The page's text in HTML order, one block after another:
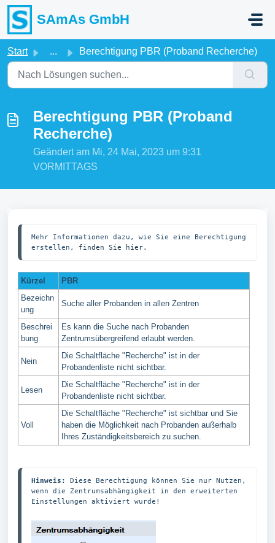
Zum hauptsächlichen Inhalt gehen
SAmAs GmbH
Start ... Berechtigung PBR (Proband Recherche)
Berechtigung PBR (Proband
Recherche)
Geändert am Mi, 24 Mai, 2023 um 9:31
VORMITTAGS
Mehr Informationen dazu, wie Sie eine Berechtigung
erstellen, finden Sie hier.
Kürzel
PBR
Bezeichn
ung
Suche aller Probanden in allen Zentren
Beschrei
bung
Es kann die Suche nach Probanden
Zentrumsübergreifend erlaubt werden.
Nein
Die Schaltfläche "Recherche" ist in der
Probandenliste nicht sichtbar.
Lesen
Die Schaltfläche "Recherche" ist in der
Probandenliste nicht sichtbar.
Voll
Die Schaltfläche "Recherche" ist sichtbar und Sie
haben die Möglichkeit nach Probanden außerhalb
Ihres Zuständigkeitsbereich zu suchen.
Hinweis:
Diese Berechtigung können Sie nur Nutzen,
wenn die Zentrumsabhängigkeit in den erweiterten
Einstellungen aktiviert wurde!